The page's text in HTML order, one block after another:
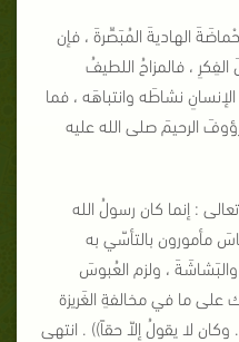
الهاديةَ المُبَصِّرةَ ، فإن
، فالمزاحُ اللطيفُ
نشاطَه وانتباهَه ، فما
الرحيمَ صلى الله عليه
: إنما كان رسولُ الله
مأمورون بالتأسّي به
والبَشاشَةَ ، ولزم العُبوسَ
ما في مخالفةِ الغَريزة
لا يقولُ إلاّ حقاً)) . انتهى